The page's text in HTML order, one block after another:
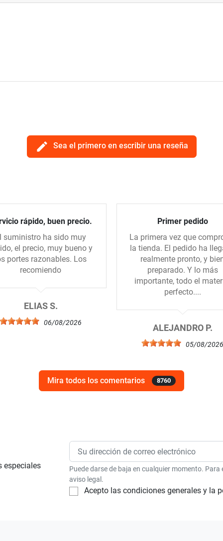
edit Sea el primero en escribir una reseña
rápido, buen precio.
suministro ha sido muy
el precio, muy bueno y
portes razonables. Los
recomiendo
ELIAS S.
06/08/2026
Primer pedido
La primera vez que
la tienda. El pedido ha
realmente pronto, y
preparado. Y lo más
importante, todo el
perfecto....
ALEJANDRO P.
05/08/2026
Mira todos los comentarios 8760
especiales
Puede darse de baja en cualquier momento.
aviso legal.
Acepto las condiciones generales y la